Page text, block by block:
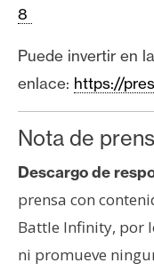
8
Puede invertir en
enlace: https://
Nota de
Descargo de
prensa con
Battle Infinity, por
ni promueve